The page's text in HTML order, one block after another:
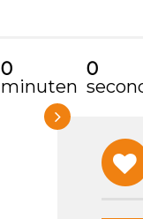
0
minuten
0